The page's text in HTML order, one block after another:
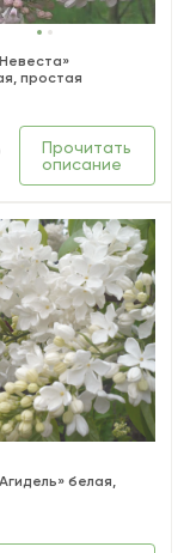
простая
Прочитать
описание
белая,